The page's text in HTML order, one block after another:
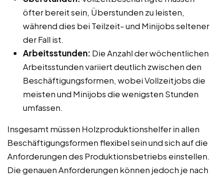
öfter bereit sein, Überstunden zu leisten,
während dies bei Teilzeit- und Minijobs seltener
der Fall ist.
Arbeitsstunden: Die Anzahl der wöchentlichen
Arbeitsstunden variiert deutlich zwischen den
Beschäftigungsformen, wobei Vollzeitjobs die
meisten und Minijobs die wenigsten Stunden
umfassen.
Insgesamt müssen Holzproduktionshelfer in allen
Beschäftigungsformen flexibel sein und sich auf die
Anforderungen des Produktionsbetriebs einstellen.
Die genauen Anforderungen können jedoch je nach